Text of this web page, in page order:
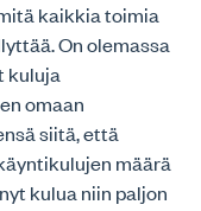
kaikkia toimia
On olemassa
kuluja
omaan
siitä, että
määrä
kulua niin paljon